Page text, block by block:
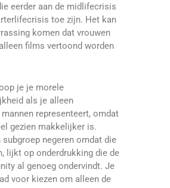
eerder aan de midlifecrisis
toe zijn. Het kan
komen dat vrouwen
films vertoond worden
je je morele
als je alleen
representeert, omdat
gezien makkelijker is.
subgroep negeren omdat die
lijkt op onderdrukking die de
al genoeg ondervindt. Je
voor kiezen om alleen de